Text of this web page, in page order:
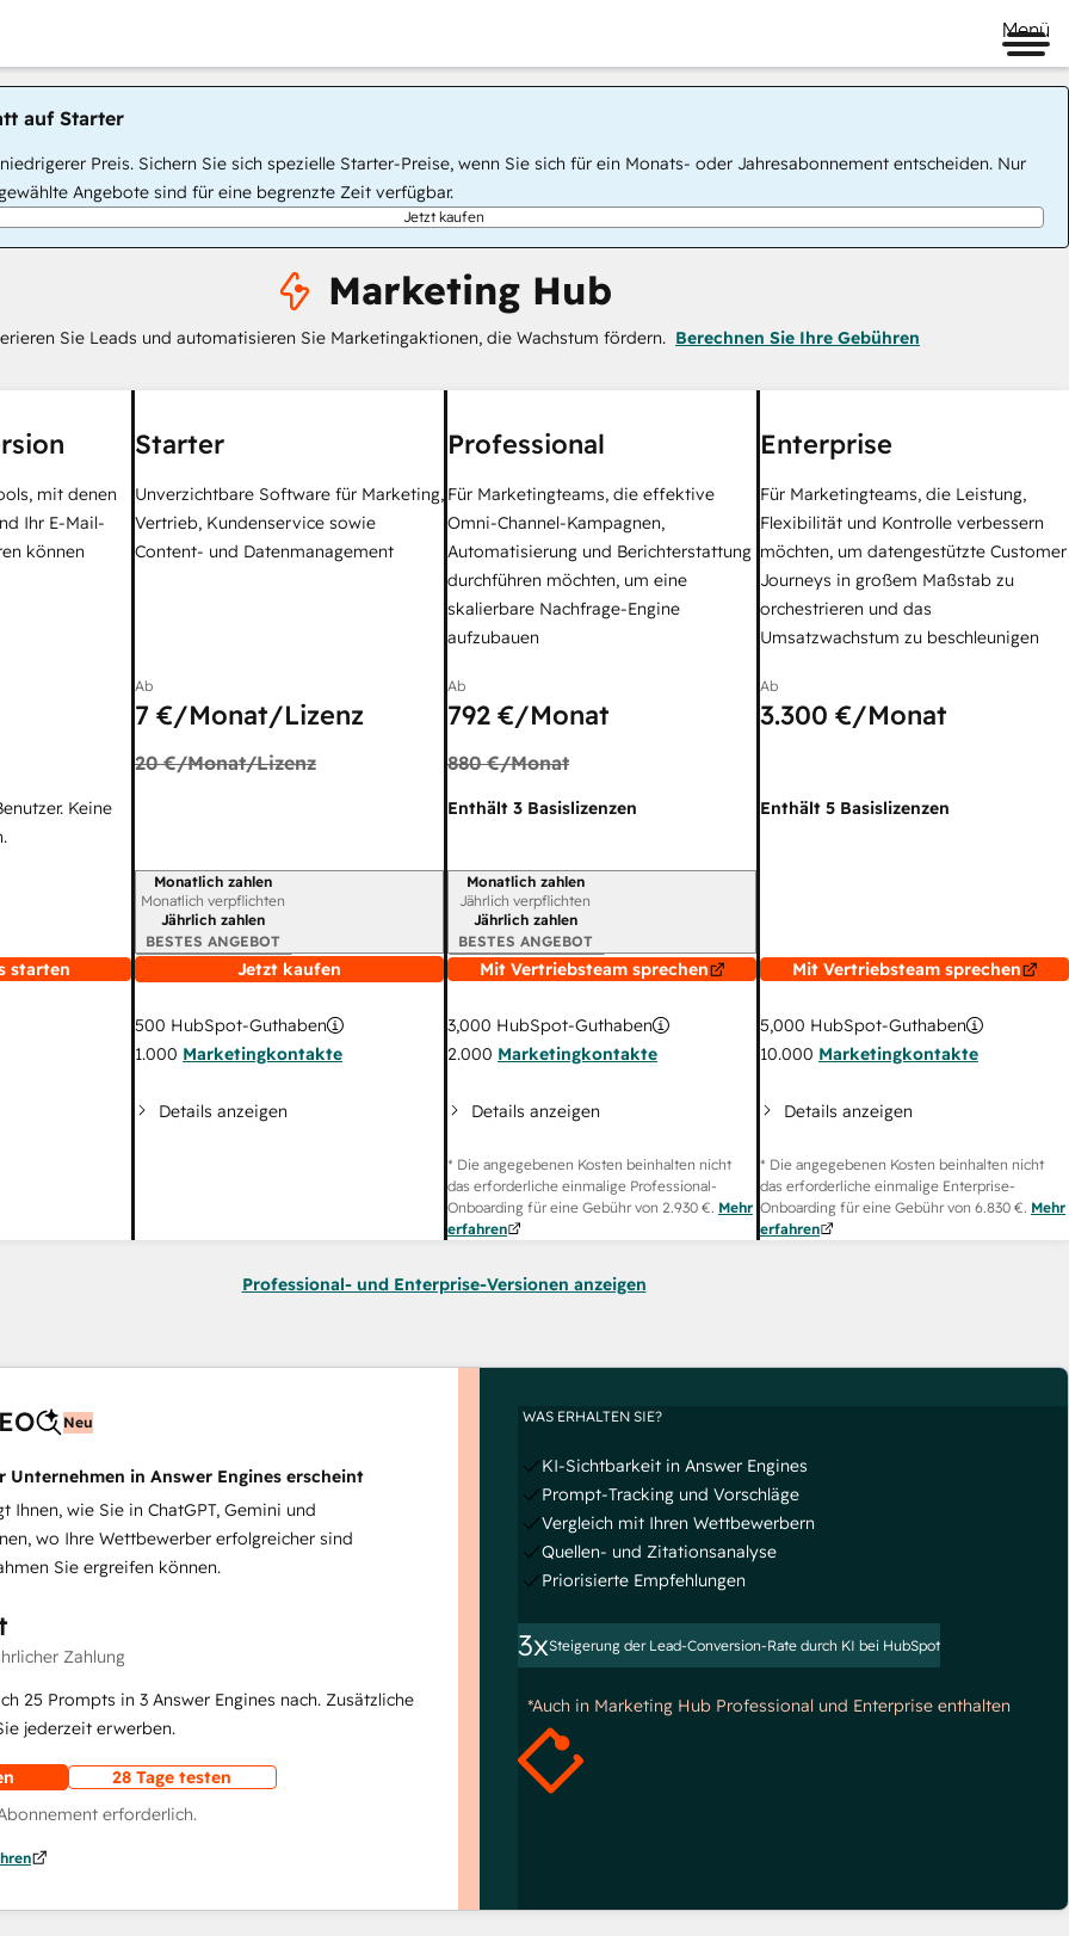
Menü
auf Starter
Preis. Sichern Sie sich spezielle Starter-Preise, wenn Sie sich für ein Monats- oder Jahresabonnement entscheiden. Nur
Angebote sind für eine begrenzte Zeit verfügbar.
Jetzt kaufen
Marketing Hub
Sie Leads und automatisieren Sie Marketingaktionen, die Wachstum fördern. Berechnen Sie Ihre Gebühren
mit denen
Ihr E-Mail-
können
Keine
starten
Starter
Unverzichtbare Software für Marketing,
Vertrieb, Kundenservice sowie
Content- und Datenmanagement
Ab
7 €/Monat/Lizenz
20 €/Monat/Lizenz
Abrechnungszeitraum
Monatlich zahlen
Monatlich verpflichten
Jährlich zahlen
BESTES ANGEBOT
Jetzt kaufen
500 HubSpot-Guthaben
1.000 Marketingkontakte
Details anzeigen
Professional
Für Marketingteams, die effektive
Omni-Channel-Kampagnen,
Automatisierung und Berichterstattung
durchführen möchten, um eine
skalierbare Nachfrage-Engine
aufzubauen
Ab
792 €/Monat
880 €/Monat
Enthält 3 Basislizenzen
Abrechnungszeitraum
Monatlich zahlen
Jährlich verpflichten
Jährlich zahlen
BESTES ANGEBOT
Mit Vertriebsteam sprechen
3,000 HubSpot-Guthaben
2.000 Marketingkontakte
Details anzeigen
* Die angegebenen Kosten beinhalten nicht
das erforderliche einmalige Professional-
Onboarding für eine Gebühr von 2.930 €. Mehr
erfahren
Enterprise
Für Marketingteams, die Leistung,
Flexibilität und Kontrolle verbessern
möchten, um datengestützte Customer
Journeys in großem Maßstab zu
orchestrieren und das
Umsatzwachstum zu beschleunigen
Ab
3.300 €/Monat
Enthält 5 Basislizenzen
Mit Vertriebsteam sprechen
5,000 HubSpot-Guthaben
10.000 Marketingkontakte
Details anzeigen
* Die angegebenen Kosten beinhalten nicht
das erforderliche einmalige Enterprise-
Onboarding für eine Gebühr von 6.830 €. Mehr
erfahren
Professional- und Enterprise-Versionen anzeigen
Neu
Unternehmen in Answer Engines erscheint
Ihnen, wie Sie in ChatGPT, Gemini und
wo Ihre Wettbewerber erfolgreicher sind
Sie ergreifen können.
Zahlung
25 Prompts in 3 Answer Engines nach. Zusätzliche
jederzeit erwerben.
28 Tage testen
erforderlich.
WAS ERHALTEN SIE?
KI-Sichtbarkeit in Answer Engines
Prompt-Tracking und Vorschläge
Vergleich mit Ihren Wettbewerbern
Quellen- und Zitationsanalyse
Priorisierte Empfehlungen
3xSteigerung der Lead-Conversion-Rate durch KI bei HubSpot
*Auch in Marketing Hub Professional und Enterprise enthalten